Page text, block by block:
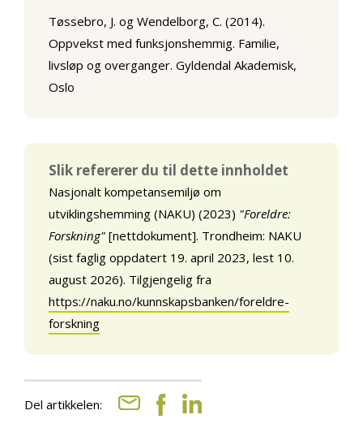
Tøssebro, J. og Wendelborg, C. (2014).
Oppvekst med funksjonshemmig. Familie,
livsløp og overganger. Gyldendal Akademisk,
Oslo
Slik refererer du til dette innholdet
Nasjonalt kompetansemiljø om
utviklingshemming (NAKU) (2023) "Foreldre:
Forskning" [nettdokument]. Trondheim: NAKU
(sist faglig oppdatert 19. april 2023, lest 10.
august 2026). Tilgjengelig fra
https://naku.no/kunnskapsbanken/foreldre-
forskning
Del artikkelen: